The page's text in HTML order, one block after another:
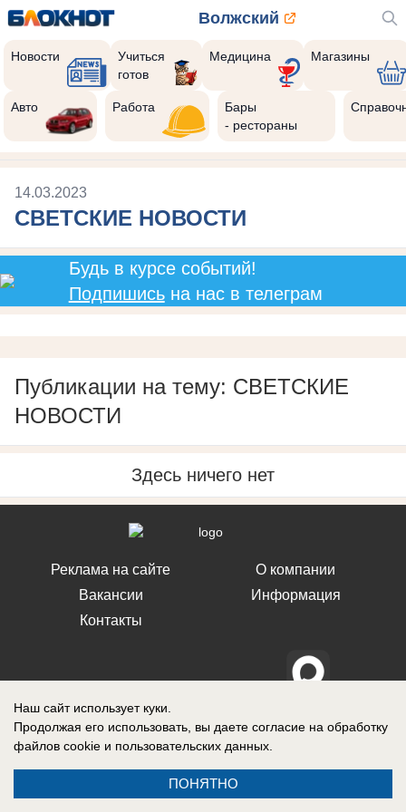
Волжский
Новости
Учиться
готов
Медицина Магазины
Авто Работа
Бары
- рестораны
14.03.2023
СВЕТСКИЕ НОВОСТИ
Будь в курсе событий!
Подпишисьна нас в телеграм
Публикации на тему: СВЕТСКИЕ
НОВОСТИ
Здесь ничего нет
Реклама на сайте
Вакансии
Контакты
О компании
Информация
Свидетельство о регистрации СМИ: Эл № ФС 77-76240, выдано
Федеральной службой по надзору в сфере связи, информационных
технологий и массовых коммуникаций (Роскомнадзор) 19 июля 2019 г.
Наш сайт использует куки.
Продолжая его использовать, вы даете согласие на обработку
файлов cookie и пользовательских данных.
ПОНЯТНО